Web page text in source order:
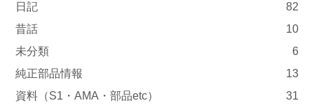
日記
82
昔話
10
未分類
6
純正部品情報
13
資料（S1・AMA・部品etc）
31